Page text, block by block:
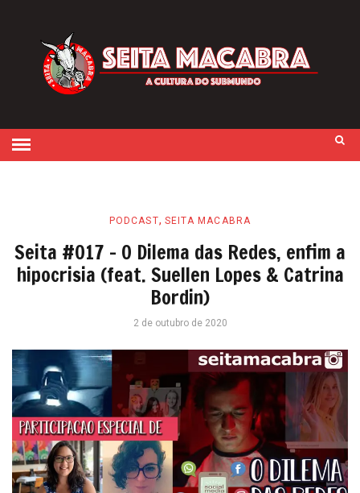
PODCAST, SEITA MACABRA
Seita #017 – O Dilema das Redes, enfim a
hipocrisia (feat. Suellen Lopes & Catrina
Bordin)
2 de outubro de 2020